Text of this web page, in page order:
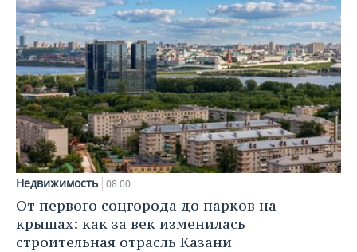
Недвижимость 08:00
От первого соцгорода до парков на
крышах: как за век изменилась
строительная отрасль Казани